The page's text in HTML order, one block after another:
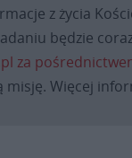
z życia
będzie
za
misję. Więcej